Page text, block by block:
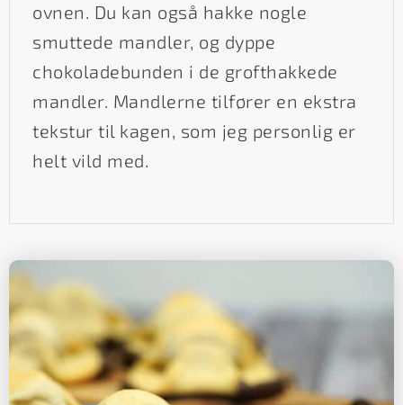
ovnen. Du kan også hakke nogle
smuttede mandler, og dyppe
chokoladebunden i de grofthakkede
mandler. Mandlerne tilfører en ekstra
tekstur til kagen, som jeg personlig er
helt vild med.